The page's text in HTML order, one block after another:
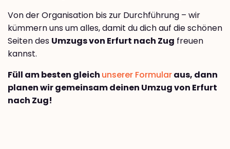
Von der Organisation bis zur Durchführung – wir
kümmern uns um alles, damit du dich auf die schönen
Seiten des Umzugs von Erfurt nach Zug freuen
kannst.
Füll am besten gleich unserer Formularaus, dann
planen wir gemeinsam deinen Umzug von Erfurt
nach Zug!